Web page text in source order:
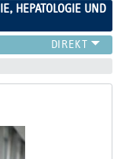
HEPATOLOGIE UND